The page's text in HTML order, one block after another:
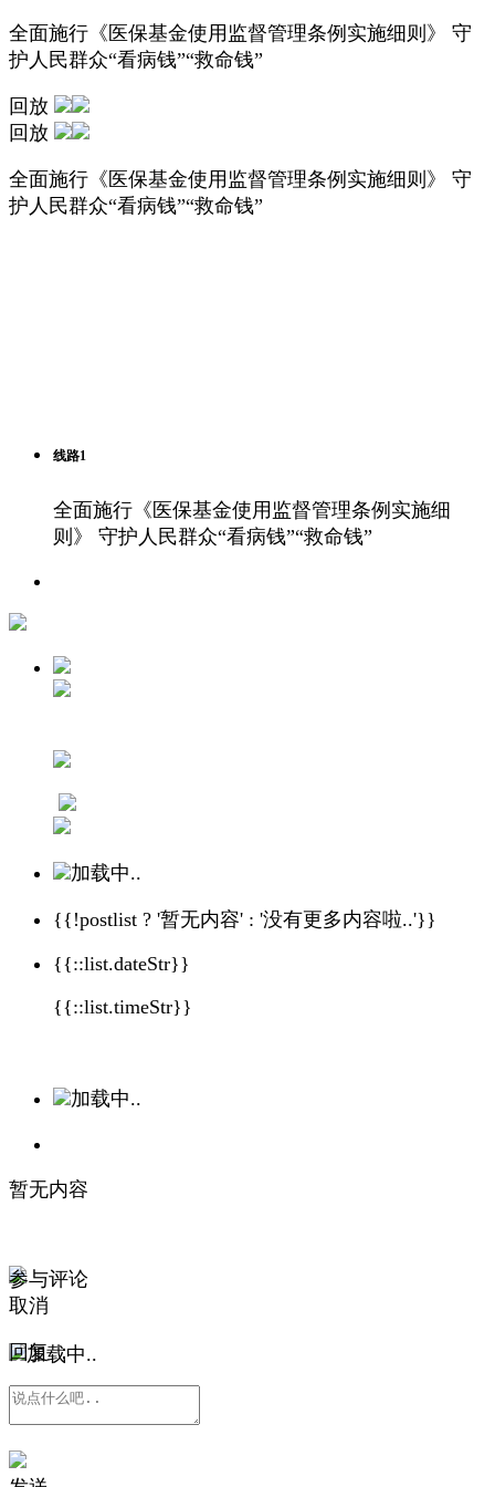
全面施行《医保基金使用监督管理条例实施细则》 守
护人民群众“看病钱”“救命钱”
回放
回放
全面施行《医保基金使用监督管理条例实施细则》 守
护人民群众“看病钱”“救命钱”
线路1
全面施行《医保基金使用监督管理条例实施细
则》 守护人民群众“看病钱”“救命钱”
加载中..
{{!postlist ? '暂无内容' : '没有更多内容啦..'}}
{{::list.dateStr}}
{{::list.timeStr}}
加载中..
暂无内容
参与评论
取消
回复：
加载中..